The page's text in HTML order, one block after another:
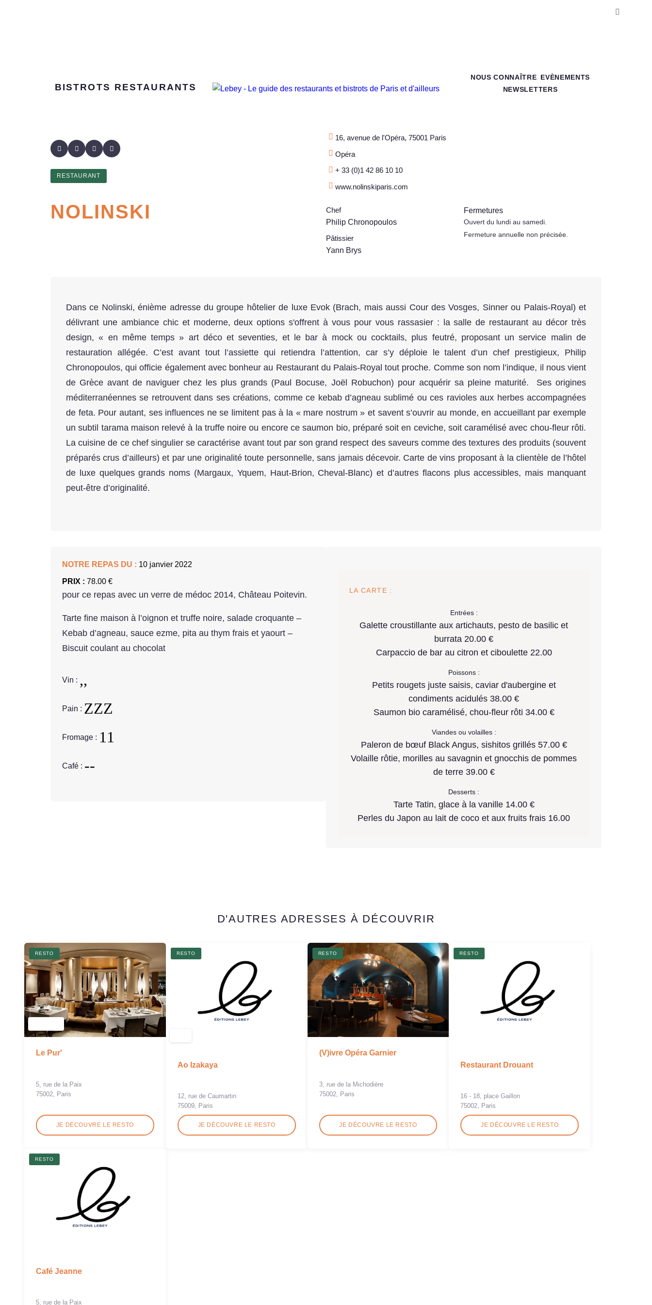
BISTROTS RESTAURANTS
NOUS CONNAÎTRE
EVÈNEMENTS
NEWSLETTERS
RESTAURANT
NOLINSKI
16, avenue de l'Opéra, 75001 Paris
Opéra
+ 33 (0)1 42 86 10 10
www.nolinskiparis.com
Chef
Philip Chronopoulos
Pâtissier
Yann Brys
Fermetures
Ouvert du lundi au samedi.
Fermeture annuelle non précisée.
Dans ce Nolinski, énième adresse du groupe hôtelier de luxe Evok (Brach, mais aussi Cour des Vosges, Sinner ou Palais-Royal) et
délivrant une ambiance chic et moderne, deux options s'offrent à vous pour vous rassasier : la salle de restaurant au décor très
design, « en même temps » art déco et seventies, et le bar à mock ou cocktails, plus feutré, proposant un service malin de
restauration allégée. C’est avant tout l’assiette qui retiendra l’attention, car s’y déploie le talent d’un chef prestigieux, Philip
Chronopoulos, qui officie également avec bonheur au Restaurant du Palais-Royal tout proche. Comme son nom l’indique, il nous vient
de Grèce avant de naviguer chez les plus grands (Paul Bocuse, Joël Robuchon) pour acquérir sa pleine maturité. Ses origines
méditerranéennes se retrouvent dans ses créations, comme ce kebab d’agneau sublimé ou ces ravioles aux herbes accompagnées
de feta. Pour autant, ses influences ne se limitent pas à la « mare nostrum » et savent s’ouvrir au monde, en accueillant par exemple
un subtil tarama maison relevé à la truffe noire ou encore ce saumon bio, préparé soit en ceviche, soit caramélisé avec chou-fleur rôti.
La cuisine de ce chef singulier se caractérise avant tout par son grand respect des saveurs comme des textures des produits (souvent
préparés crus d’ailleurs) et par une originalité toute personnelle, sans jamais décevoir. Carte de vins proposant à la clientèle de l’hôtel
de luxe quelques grands noms (Margaux, Yquem, Haut-Brion, Cheval-Blanc) et d’autres flacons plus accessibles, mais manquant
peut-être d’originalité.
NOTRE REPAS DU : 10 janvier 2022
PRIX : 78.00 €
pour ce repas avec un verre de médoc 2014, Château Poitevin.
Tarte fine maison à l’oignon et truffe noire, salade croquante –
Kebab d’agneau, sauce ezme, pita au thym frais et yaourt –
Biscuit coulant au chocolat
Vin :
Pain :
Fromage :
Café :
LA CARTE :
Entrées :
Galette croustillante aux artichauts, pesto de basilic et
burrata 20.00 €
Carpaccio de bar au citron et ciboulette 22.00
Poissons :
Petits rougets juste saisis, caviar d'aubergine et
condiments acidulés 38.00 €
Saumon bio caramélisé, chou-fleur rôti 34.00 €
Viandes ou volailles :
Paleron de bœuf Black Angus, sishitos grillés 57.00 €
Volaille rôtie, morilles au savagnin et gnocchis de pommes
de terre 39.00 €
Desserts :
Tarte Tatin, glace à la vanille 14.00 €
Perles du Japon au lait de coco et aux fruits frais 16.00
D'AUTRES ADRESSES À DÉCOUVRIR
RESTO
Le Pur'
5, rue de la Paix
75002, Paris
JE DÉCOUVRE LE RESTO
RESTO
Ao Izakaya
12, rue de Caumartin
75009, Paris
JE DÉCOUVRE LE RESTO
RESTO
(V)ivre Opéra Garnier
3, rue de la Michodière
75002, Paris
JE DÉCOUVRE LE RESTO
RESTO
Restaurant Drouant
16 - 18, place Gaillon
75002, Paris
JE DÉCOUVRE LE RESTO
RESTO
Café Jeanne
5, rue de la Paix